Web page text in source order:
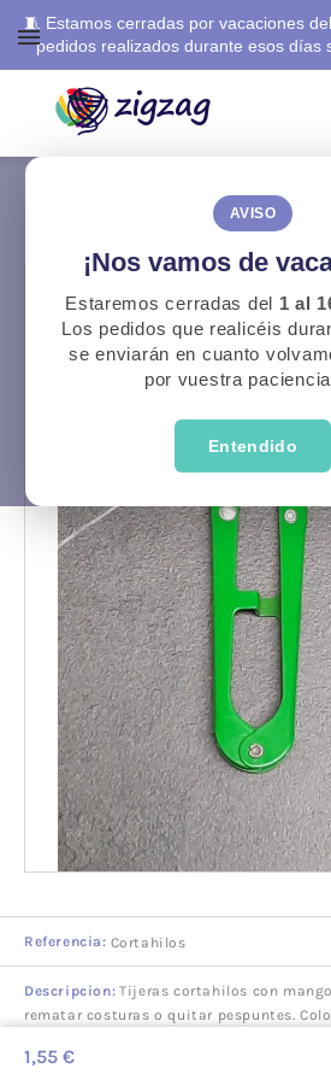
🧵 Estamos cerradas por vacaciones del
pedidos realizados durante esos días
AVISO
¡Nos vamos de
Estaremos cerradas del 1 al
Los pedidos que realicéis
se enviarán en cuanto
por vuestra
Entendido
CORTAHILOS
Referencia: Cortahilos
Descripcion: Tijeras cortahilos con
rematar costuras o quitar pespuntes.
1,55 €